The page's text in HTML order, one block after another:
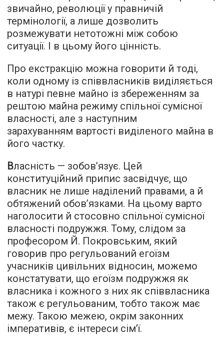
звичайно, революції у правничій
термінології, а лише дозволить
розмежувати нетотожні між собою
ситуації. І в цьому його цінність.
Про екстракцію можна говорити й тоді,
коли одному із співвласників виділяється
в натурі певне майно із збереженням за
рештою майна режиму спільної сумісної
власності, але з наступним
зарахуванням вартості виділеного майна в
його частку.
Власність — зобов’язує. Цей
конституційний припис засвідчує, що
власник не лише наділений правами, а й
обтяжений обов’язками. На цьому варто
наголосити й стосовно спільної сумісної
власності подружжя. Тому, слідом за
професором Й. Покровським, який
говорив про регульований егоїзм
учасників цивільних відносин, можемо
констатувати, що егоїзм подружжя як
власника і кожного з них як співвласника
також є регульованим, тобто також має
межу. Такою межею, окрім законних
імперативів, є інтереси сім’ї.